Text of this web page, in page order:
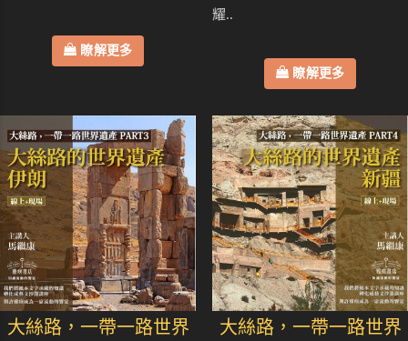
瞭解更多
耀..
瞭解更多
大絲路，一帶一路世界
大絲路，一帶一路世界